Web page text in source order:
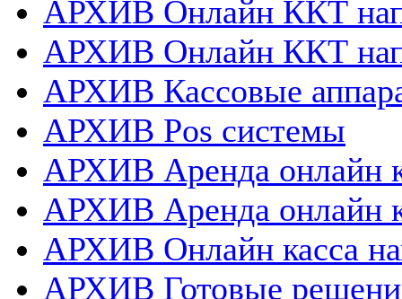
АРХИВ Онлайн ККТ
АРХИВ Онлайн ККТ
АРХИВ Кассовые
АРХИВ Pos системы
АРХИВ Аренда онлайн
АРХИВ Аренда онлайн
АРХИВ Онлайн касса
АРХИВ Готовые